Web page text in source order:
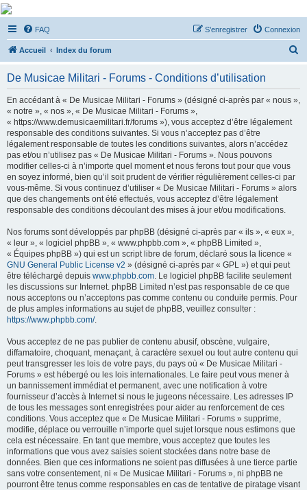
De Musicae Militari -
Forums
Forums de discussions
FAQ Connexion
S’enregistrer
Accueil Index du forum
De Musicae Militari - Forums - Conditions d’utilisation
En accédant à « De Musicae Militari - Forums » (désigné ci-après par « nous »,
« notre », « nos », « De Musicae Militari - Forums »,
« https://www.demusicaemilitari.fr/forums »), vous acceptez d’être légalement
responsable des conditions suivantes. Si vous n’acceptez pas d’être
légalement responsable de toutes les conditions suivantes, alors n’accédez
pas et/ou n’utilisez pas « De Musicae Militari - Forums ». Nous pouvons
modifier celles-ci à n’importe quel moment et nous ferons tout pour que vous
en soyez informé, bien qu’il soit prudent de vérifier régulièrement celles-ci par
vous-même. Si vous continuez d’utiliser « De Musicae Militari - Forums » alors
que des changements ont été effectués, vous acceptez d’être légalement
responsable des conditions découlant des mises à jour et/ou modifications.
Nos forums sont développés par phpBB (désigné ci-après par « ils », « eux »,
« leur », « logiciel phpBB », « www.phpbb.com », « phpBB Limited »,
« Équipes phpBB ») qui est un script libre de forum, déclaré sous la licence «
GNU General Public License v2 » (désigné ci-après par « GPL ») et qui peut
être téléchargé depuis www.phpbb.com. Le logiciel phpBB facilite seulement
les discussions sur Internet. phpBB Limited n’est pas responsable de ce que
nous acceptons ou n’acceptons pas comme contenu ou conduite permis. Pour
de plus amples informations au sujet de phpBB, veuillez consulter :
https://www.phpbb.com/.
Vous acceptez de ne pas publier de contenu abusif, obscène, vulgaire,
diffamatoire, choquant, menaçant, à caractère sexuel ou tout autre contenu qui
peut transgresser les lois de votre pays, du pays où « De Musicae Militari -
Forums » est hébergé ou les lois internationales. Le faire peut vous mener à
un bannissement immédiat et permanent, avec une notification à votre
fournisseur d’accès à Internet si nous le jugeons nécessaire. Les adresses IP
de tous les messages sont enregistrées pour aider au renforcement de ces
conditions. Vous acceptez que « De Musicae Militari - Forums » supprime,
modifie, déplace ou verrouille n’importe quel sujet lorsque nous estimons que
cela est nécessaire. En tant que membre, vous acceptez que toutes les
informations que vous avez saisies soient stockées dans notre base de
données. Bien que ces informations ne soient pas diffusées à une tierce partie
sans votre consentement, ni « De Musicae Militari - Forums », ni phpBB ne
pourront être tenus comme responsables en cas de tentative de piratage visant